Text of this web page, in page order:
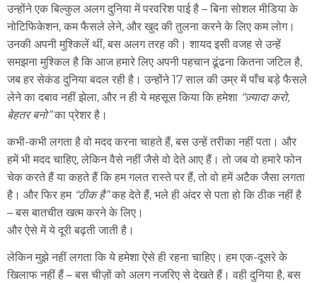
उन्होंने एक बिल्कुल अलग दुनिया में परवरिश पाई है – बिना सोशल मीडिया के
नोटिफिकेशन, कम फैसले लेने, और खुद की तुलना करने के लिए कम लोग।
उनकी अपनी मुश्किलें थीं, बस अलग तरह की। शायद इसी वजह से उन्हें
समझना मुश्किल है कि आज हमारे लिए अपनी पहचान ढूंढना कितना जटिल है,
जब हर सेकंड दुनिया बदल रही है। उन्होंने 17 साल की उम्र में पाँच बड़े फैसले
लेने का दबाव नहीं झेला, और न ही ये महसूस किया कि हमेशा “ज़्यादा करो,
बेहतर बनो”का प्रेशर है।
कभी-कभी लगता है वो मदद करना चाहते हैं, बस उन्हें तरीका नहीं पता। और
हमें भी मदद चाहिए, लेकिन वैसे नहीं जैसे वो देते आए हैं। तो जब वो हमारे फोन
चेक करते हैं या कहते हैं कि हम गलत रास्ते पर हैं, तो वो हमें अटैक जैसा लगता
है। और फिर हम “ठीक है”कह देते हैं, भले ही अंदर से पता हो कि ठीक नहीं है
– बस बातचीत खत्म करने के लिए।
और ऐसे में ये दूरी बढ़ती जाती है।
लेकिन मुझे नहीं लगता कि ये हमेशा ऐसे ही रहना चाहिए। हम एक-दूसरे के
खिलाफ नहीं हैं – बस चीज़ों को अलग नजरिए से देखते हैं। वही दुनिया है, बस